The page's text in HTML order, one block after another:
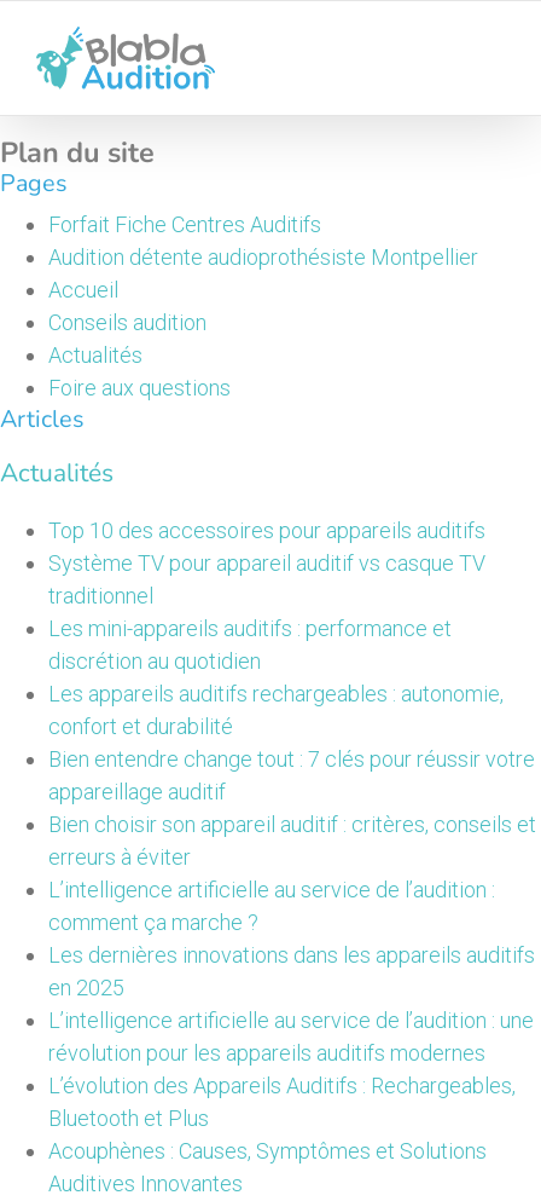
contenu
Plan du site
Pages
Forfait Fiche Centres Auditifs
Audition détente audioprothésiste Montpellier
Accueil
Conseils audition
Actualités
Foire aux questions
Articles
Actualités
Top 10 des accessoires pour appareils auditifs
Système TV pour appareil auditif vs casque TV
traditionnel
Les mini-appareils auditifs : performance et
discrétion au quotidien
Les appareils auditifs rechargeables : autonomie,
confort et durabilité
Bien entendre change tout : 7 clés pour réussir votre
appareillage auditif
Bien choisir son appareil auditif : critères, conseils et
erreurs à éviter
L’intelligence artificielle au service de l’audition :
comment ça marche ?
Les dernières innovations dans les appareils auditifs
en 2025
L’intelligence artificielle au service de l’audition : une
révolution pour les appareils auditifs modernes
L’évolution des Appareils Auditifs : Rechargeables,
Bluetooth et Plus
Acouphènes : Causes, Symptômes et Solutions
Auditives Innovantes